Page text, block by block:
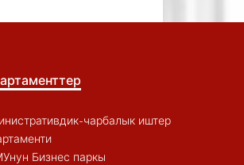
чарбалык иштер
Бизнес паркы